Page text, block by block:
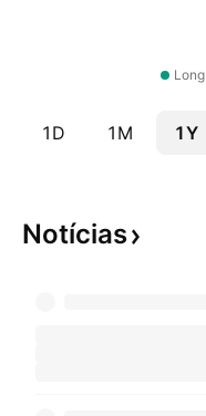
Long
1D 1M 1Y
Notícias